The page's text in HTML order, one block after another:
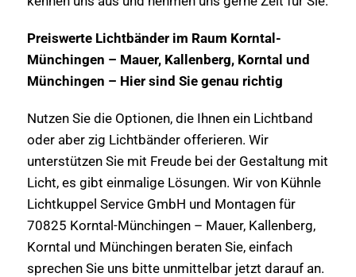
Preiswerte Lichtbänder im Raum Korntal-
Münchingen – Mauer, Kallenberg, Korntal und
Münchingen – Hier sind Sie genau richtig
Nutzen Sie die Optionen, die Ihnen ein Lichtband
oder aber zig Lichtbänder offerieren. Wir
unterstützen Sie mit Freude bei der Gestaltung mit
Licht, es gibt einmalige Lösungen. Wir von Kühnle
Lichtkuppel Service GmbH und Montagen für
70825 Korntal-Münchingen – Mauer, Kallenberg,
Korntal und Münchingen beraten Sie, einfach
sprechen Sie uns bitte unmittelbar jetzt darauf an.